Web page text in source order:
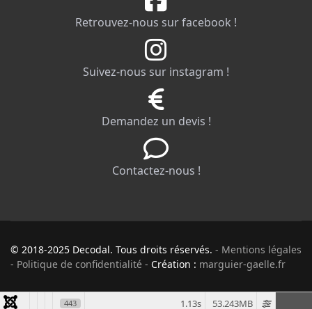
Retrouvez-nous sur facebook !
Suivez-nous sur instagram !
Demandez un devis !
Contactez-nous !
© 2018-2025 Decodal. Tous droits réservés. - Mentions légales
- Politique de confidentialité - Création : marguier-gaelle.fr
443 53.243MB
1.13s